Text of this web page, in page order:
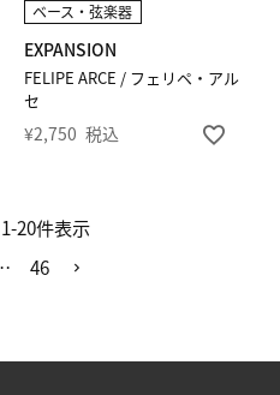
FELIPE ARCE / フェリペ・アル
セ
EXPANSION
ベース・弦楽器
¥2,750 税込
1-20件表示
46